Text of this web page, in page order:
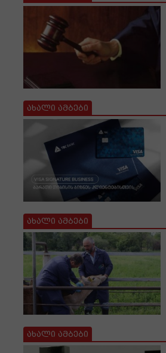
ახალი ამბები
ახალი ამბები
ახალი ამბები